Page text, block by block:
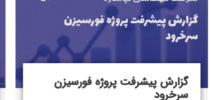
گزارش پیشرفت پروژه فورسیزن
سرخرود